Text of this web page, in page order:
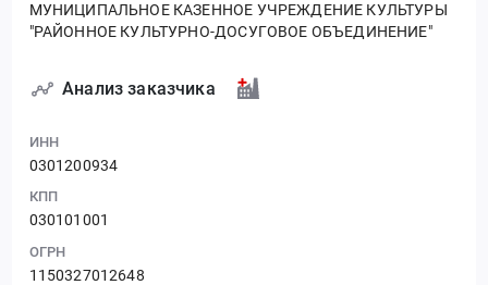
МУНИЦИПАЛЬНОЕ КАЗЕННОЕ УЧРЕЖДЕНИЕ КУЛЬТУРЫ
"РАЙОННОЕ КУЛЬТУРНО-ДОСУГОВОЕ ОБЪЕДИНЕНИЕ"
Анализ заказчика
ИНН
0301200934
КПП
030101001
ОГРН
1150327012648